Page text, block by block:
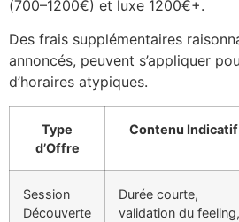
(700–1200€) et luxe 1200€+.
Des frais supplémentaires
annoncés, peuvent s’appliquer
d’horaires atypiques.
Type
d’Offre
Contenu Indicatif
Session
Découverte
Durée courte,
validation du feeling,